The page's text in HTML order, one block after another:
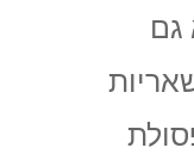
גם